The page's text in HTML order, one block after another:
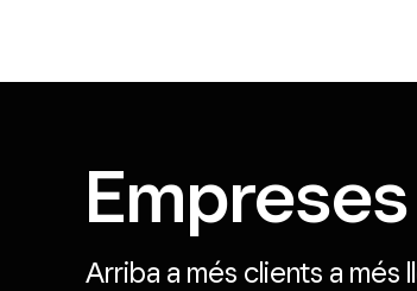
Empreses
Arriba a més clients a més